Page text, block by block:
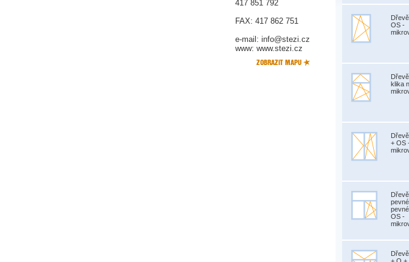
417 851 792
FAX: 417 862 751
e-mail: info@stezi.cz
www: www.stezi.cz
OS -
klika
+ OS
OS -